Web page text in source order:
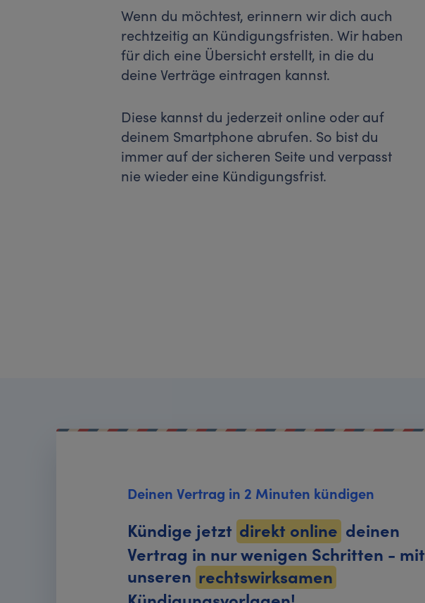
Wenn du möchtest, erinnern wir dich auch
rechtzeitig an Kündigungsfristen. Wir haben
für dich eine Übersicht erstellt, in die du
deine Verträge eintragen kannst.
Diese kannst du jederzeit online oder auf
deinem Smartphone abrufen. So bist du
immer auf der sicheren Seite und verpasst
nie wieder eine Kündigungsfrist.
Deinen Vertrag in 2 Minuten kündigen
Kündige jetzt direkt online deinen
Vertrag in nur wenigen Schritten - mit
unseren rechtswirksamen